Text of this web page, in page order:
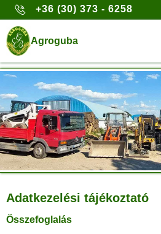
+36 (30) 373 - 6258
Agroguba
Adatkezelési tájékoztató
Összefoglalás